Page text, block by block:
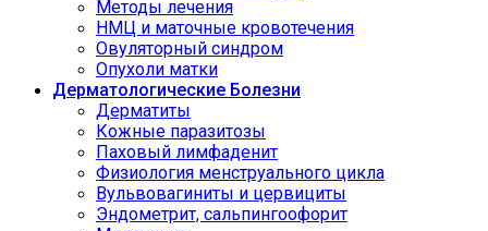
Методы лечения
НМЦ и маточные кровотечения
Овуляторный синдром
Опухоли матки
Дерматологические Болезни
Дерматиты
Кожные паразитозы
Паховый лимфаденит
Физиология менструального цикла
Вульвовагиниты и цервициты
Эндометрит, сальпингоофорит